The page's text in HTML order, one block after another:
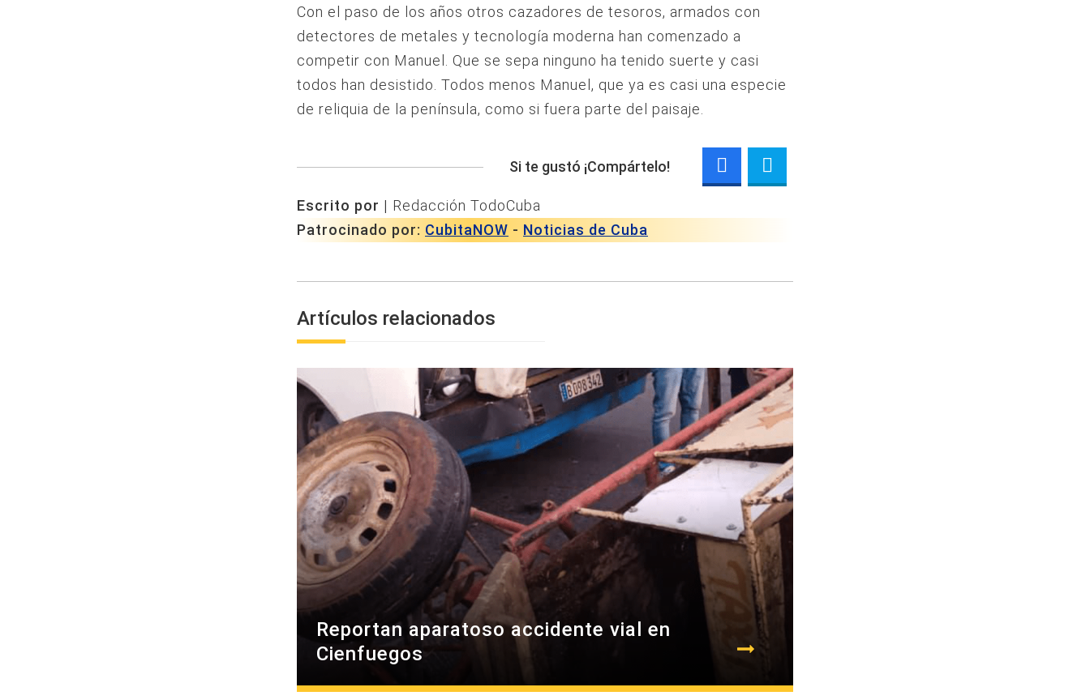
Con el paso de los años otros cazadores de tesoros, armados con
detectores de metales y tecnología moderna han comenzado a
competir con Manuel. Que se sepa ninguno ha tenido suerte y casi
todos han desistido. Todos menos Manuel, que ya es casi una especie
de reliquia de la península, como si fuera parte del paisaje.
Si te gustó ¡Compártelo!
Escrito por | Redacción TodoCuba
Patrocinado por: CubitaNOW - Noticias de Cuba
Artículos relacionados
Reportan aparatoso accidente vial en
Cienfuegos